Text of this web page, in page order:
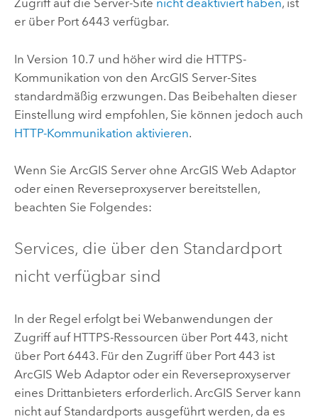
Zugriff auf die Server-Site nicht deaktiviert haben, ist
er über Port 6443 verfügbar.
In Version 10.7 und höher wird die HTTPS-
Kommunikation von den ArcGIS Server-Sites
standardmäßig erzwungen. Das Beibehalten dieser
Einstellung wird empfohlen, Sie können jedoch auch
HTTP-Kommunikation aktivieren.
Wenn Sie ArcGIS Serverohne ArcGIS Web Adaptor
oder einen Reverseproxyserver bereitstellen,
beachten Sie Folgendes:
Services, die über den Standardport
nicht verfügbar sind
In der Regel erfolgt bei Webanwendungen der
Zugriff auf HTTPS-Ressourcen über Port 443, nicht
über Port 6443. Für den Zugriff über Port 443 ist
ArcGIS Web Adaptoroder ein Reverseproxyserver
eines Drittanbieters erforderlich. ArcGIS Serverkann
nicht auf Standardports ausgeführt werden, da es